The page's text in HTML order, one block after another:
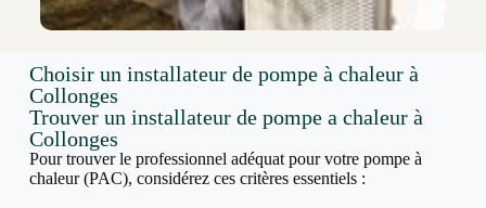
Choisir un installateur de pompe à chaleur à
Collonges
Trouver un installateur de pompe a chaleur à
Collonges
Pour trouver le professionnel adéquat pour votre pompe à
chaleur (PAC), considérez ces critères essentiels :